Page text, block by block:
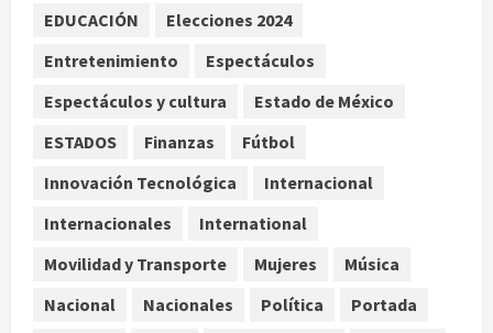
institucional en Brasil, Guinea
Ecuatorial, Angola y EE.UU.
4
Investiga Cofepris posible vínculo
brote de salmonelosis en EU
agosto 7, 2026
Ángela Buitrago señala videos
EDUCACIÓN
Elecciones 2024
Entretenimiento
Espectáculos
Espectáculos y cultura
Estado de México
ESTADOS
Finanzas
Fútbol
Innovación Tecnológica
Internacional
Internacionales
International
Movilidad y Transporte
Mujeres
Música
Nacional
Nacionales Política
Portada